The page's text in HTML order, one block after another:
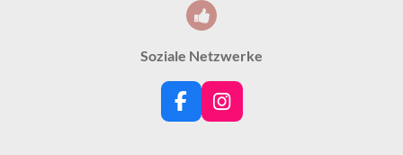
Soziale Netzwerke
F
a
I
n